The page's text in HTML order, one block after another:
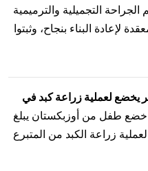
التجميلية والترميمية
البناء بنجاح، وثبتوا
عمره 3 أشهر يخضع لعملية زراعة كبد في
خضع طفل من أوزبكستان يبلغ
زراعة الكبد من المتبرع